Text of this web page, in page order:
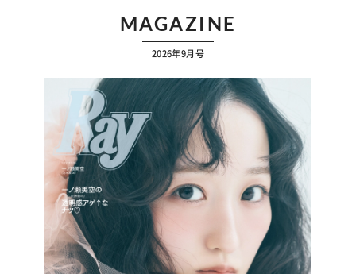
MAGAZINE
2026年9月号